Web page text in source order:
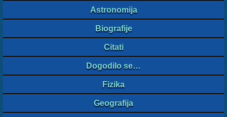
Astronomija
Biografije
Citati
Dogodilo se…
Fizika
Geografija